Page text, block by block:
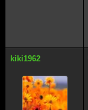
kiki1962